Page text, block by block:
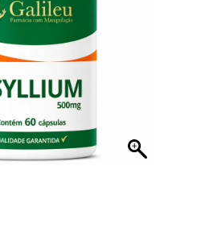
/ Cápsulas de Psyllium
e Bem-Estar em Cada Dose –